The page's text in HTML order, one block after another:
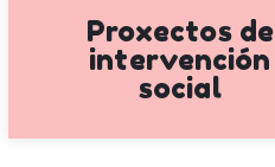
Proxectos de
intervención
social